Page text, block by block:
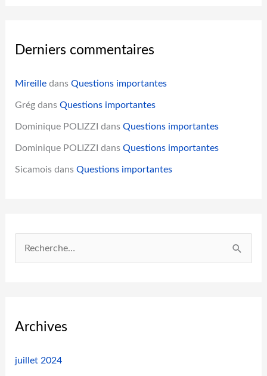
Derniers commentaires
Mireille dansQuestions importantes
Grég dansQuestions importantes
Dominique POLIZZI dansQuestions importantes
Dominique POLIZZI dansQuestions importantes
Sicamois dansQuestions importantes
e
c
Archives
juillet 2024